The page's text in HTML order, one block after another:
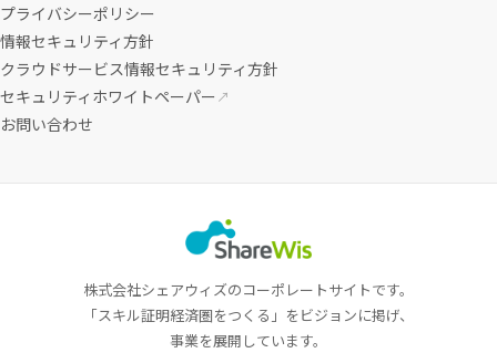
プライバシーポリシー
情報セキュリティ方針
クラウドサービス情報セキュリティ方針
セキュリティホワイトペーパー ↗
お問い合わせ
株式会社シェアウィズのコーポレートサイトです。
「スキル証明経済圏をつくる」をビジョンに掲げ、
事業を展開しています。